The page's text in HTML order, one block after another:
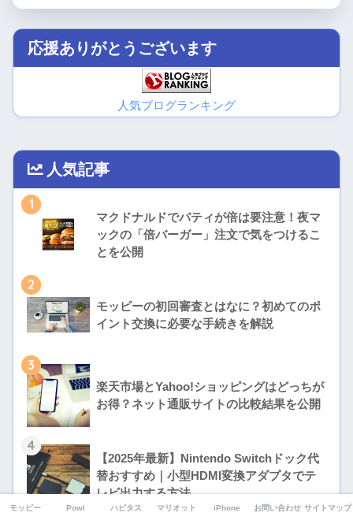
応援ありがとうございます
人気ブログランキング
人気記事
1
マクドナルドでパティが倍は要注意！夜マ
ックの「倍バーガー」注文で気をつけるこ
とを公開
2
モッピーの初回審査とはなに？初めてのポ
イント交換に必要な手続きを解説
3
楽天市場とYahoo!ショッピングはどっちが
お得？ネット通販サイトの比較結果を公開
4
【2025年最新】Nintendo Switchドック代
替おすすめ｜小型HDMI変換アダプタでテ
レビ出力する方法
モッピー Powl ハピタス マリオット iPhone お問い合わせ サイトマップ